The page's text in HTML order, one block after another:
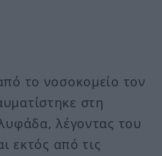
το νοσοκομείο τον
στη
λέγοντας του
εκτός από τις